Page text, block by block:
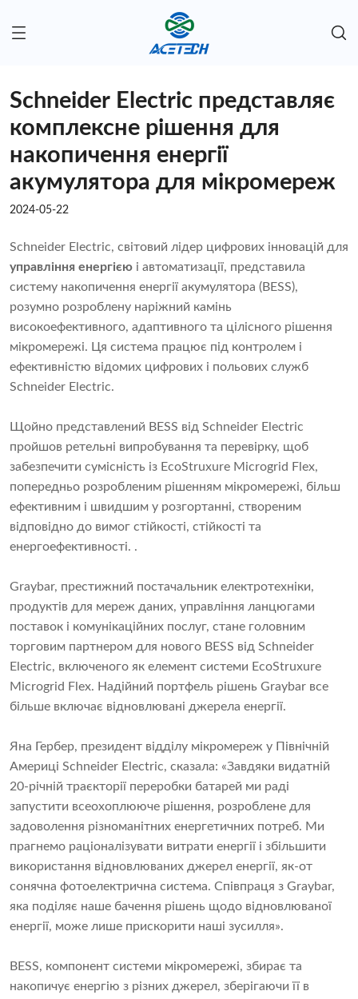
Schneider Electric представляє
комплексне рішення для
накопичення енергії
акумулятора для мікромереж
2024-05-22
Schneider Electric, світовий лідер цифрових інновацій для
управління енергією і автоматизації, представила
систему накопичення енергії акумулятора (BESS),
розумно розроблену наріжний камінь
високоефективного, адаптивного та цілісного рішення
мікромережі. Ця система працює під контролем і
ефективністю відомих цифрових і польових служб
Schneider Electric.
Щойно представлений BESS від Schneider Electric
пройшов ретельні випробування та перевірку, щоб
забезпечити сумісність із EcoStruxure Microgrid Flex,
попередньо розробленим рішенням мікромережі, більш
ефективним і швидшим у розгортанні, створеним
відповідно до вимог стійкості, стійкості та
енергоефективності. .
Graybar, престижний постачальник електротехніки,
продуктів для мереж даних, управління ланцюгами
поставок і комунікаційних послуг, стане головним
торговим партнером для нового BESS від Schneider
Electric, включеного як елемент системи EcoStruxure
Microgrid Flex. Надійний портфель рішень Graybar все
більше включає відновлювані джерела енергії.
Яна Гербер, президент відділу мікромереж у Північній
Америці Schneider Electric, сказала: «Завдяки видатній
20-річній траєкторії переробки батарей ми раді
запустити всеохоплююче рішення, розроблене для
задоволення різноманітних енергетичних потреб. Ми
прагнемо раціоналізувати витрати енергії і збільшити
використання відновлюваних джерел енергії, як-от
сонячна фотоелектрична система. Співпраця з Graybar,
яка поділяє наше бачення рішень щодо відновлюваної
енергії, може лише прискорити наші зусилля».
BESS, компонент системи мікромережі, збирає та
накопичує енергію з різних джерел, зберігаючи її в